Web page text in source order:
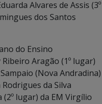
Alvares de Assis (3º
dos Santos
do Ensino
Aragão (1º lugar)
(Nova Andradina)
da Silva
lugar) da EM Virgílio